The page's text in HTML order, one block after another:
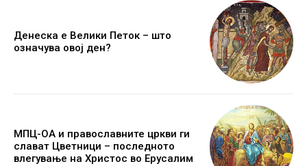
Денеска е Велики Петок – што
означува овој ден?
МПЦ-ОА и православните цркви ги
слават Цветници – последното
влегување на Христос во Ерусалим